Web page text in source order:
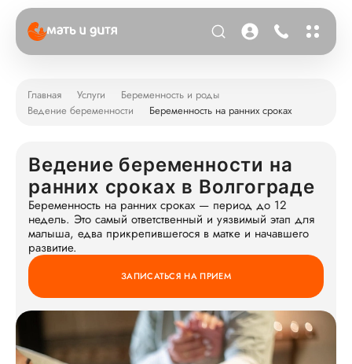
Главная Услуги
Беременность и роды
Ведение беременности
Беременность на ранних сроках
Ведение беременности на
ранних сроках в Волгограде
Беременность на ранних сроках — период до 12
недель. Это самый ответственный и уязвимый этап для
малыша, едва прикрепившегося в матке и начавшего
развитие.
ЗАПИСАТЬСЯ НА ПРИЕМ